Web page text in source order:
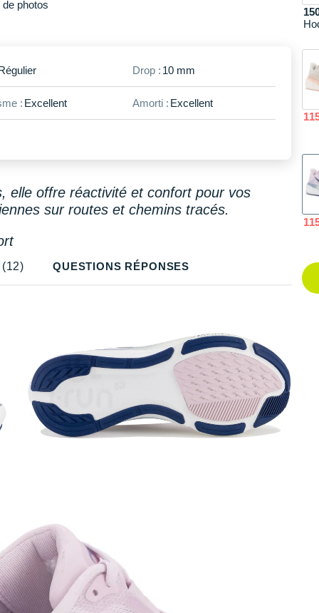
elle offre réactivité et confort pour vos
sur routes et chemins tracés.
(12) QUESTIONS RÉPONSES
Drop : 10 mm
: Excellent Amorti : Excellent
Plus
de photos